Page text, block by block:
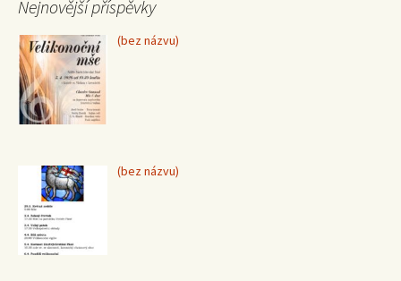
Nejnovější příspěvky
(bez názvu)Příspěvek
(bez názvu)Příspěvek